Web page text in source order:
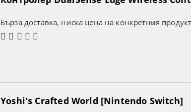
Бърза доставка, ниска цена на конкретния
Yoshi's Crafted World [Nintendo Switch]